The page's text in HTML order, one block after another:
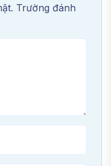
Trường đánh